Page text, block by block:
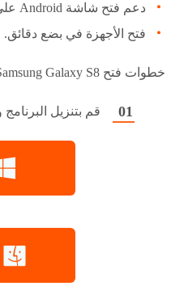
دعم فتح شاشة Android على جهاز Mac و Win للكمبيوتر.
فتح الأجهزة في بضع دقائق.
خطوات فتح Samsung Galaxy S8 مع
قم بتنزيل البرنامج